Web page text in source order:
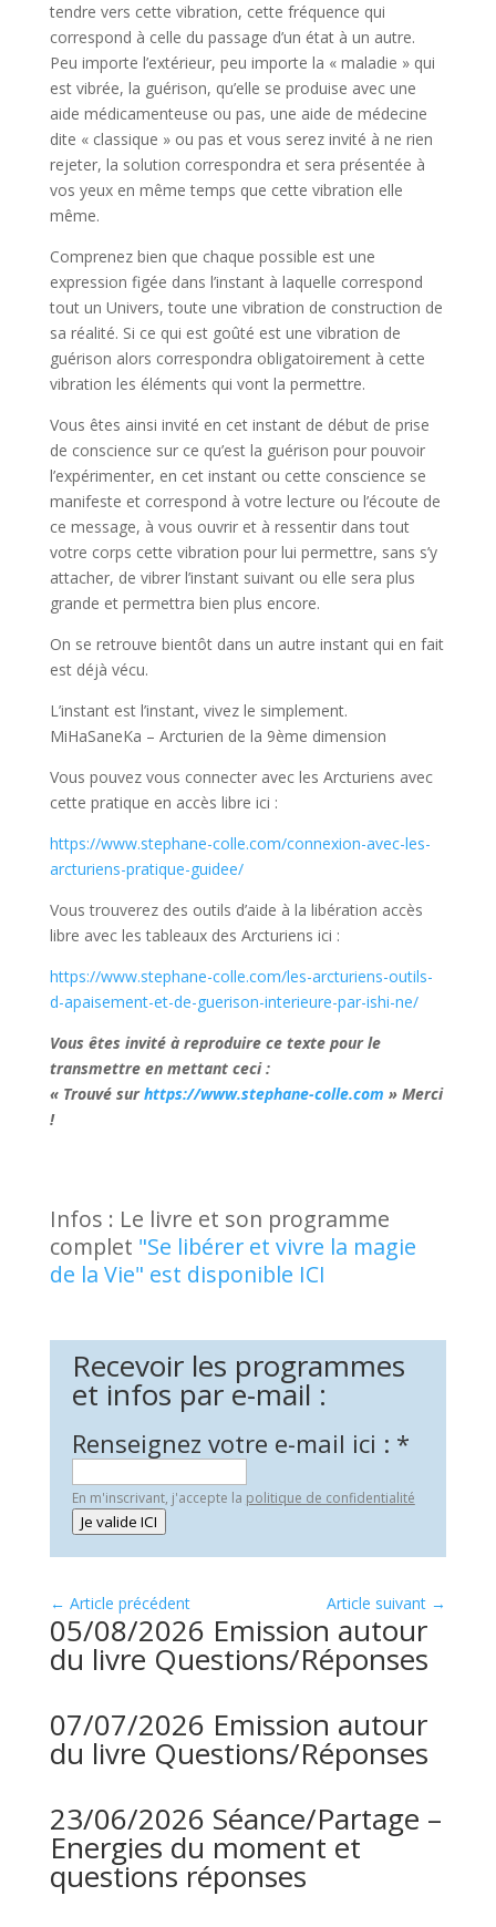
tendre vers cette vibration, cette fréquence qui
correspond à celle du passage d’un état à un autre.
Peu importe l’extérieur, peu importe la « maladie » qui
est vibrée, la guérison, qu’elle se produise avec une
aide médicamenteuse ou pas, une aide de médecine
dite « classique » ou pas et vous serez invité à ne rien
rejeter, la solution correspondra et sera présentée à
vos yeux en même temps que cette vibration elle
même.
Comprenez bien que chaque possible est une
expression figée dans l’instant à laquelle correspond
tout un Univers, toute une vibration de construction de
sa réalité. Si ce qui est goûté est une vibration de
guérison alors correspondra obligatoirement à cette
vibration les éléments qui vont la permettre.
Vous êtes ainsi invité en cet instant de début de prise
de conscience sur ce qu’est la guérison pour pouvoir
l’expérimenter, en cet instant ou cette conscience se
manifeste et correspond à votre lecture ou l’écoute de
ce message, à vous ouvrir et à ressentir dans tout
votre corps cette vibration pour lui permettre, sans s’y
attacher, de vibrer l’instant suivant ou elle sera plus
grande et permettra bien plus encore.
On se retrouve bientôt dans un autre instant qui en fait
est déjà vécu.
L’instant est l’instant, vivez le simplement.
MiHaSaneKa – Arcturien de la 9ème dimension
Vous pouvez vous connecter avec les Arcturiens avec
cette pratique en accès libre ici :
https://www.stephane-colle.com/connexion-avec-les-
arcturiens-pratique-guidee/
Vous trouverez des outils d’aide à la libération accès
libre avec les tableaux des Arcturiens ici :
https://www.stephane-colle.com/les-arcturiens-outils-
d-apaisement-et-de-guerison-interieure-par-ishi-ne/
Vous êtes invité à reproduire ce texte pour le
transmettre en mettant ceci :
« Trouvé surhttps://www.stephane-colle.com » Merci
!
Infos : Le livre et son programme
complet "Se libérer et vivre la magie
de la Vie" est disponible ICI
Recevoir les programmes
et infos par e-mail :
Renseignez votre e-mail ici : *
En m'inscrivant, j'accepte la politique de confidentialité
Je valide ICI
← Article précédent Article suivant →
05/08/2026 Emission autour
du livre Questions/Réponses
07/07/2026 Emission autour
du livre Questions/Réponses
23/06/2026 Séance/Partage –
Energies du moment et
questions réponses